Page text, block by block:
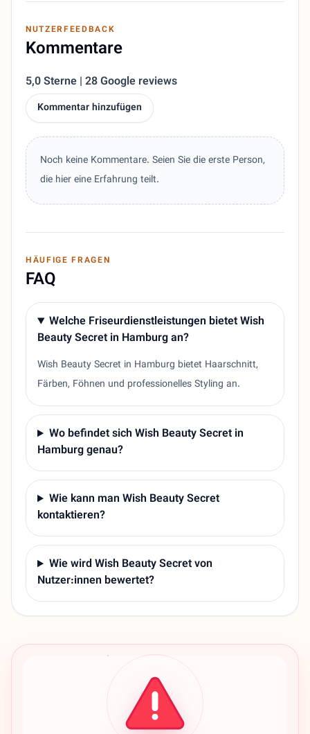
NUTZERFEEDBACK
Kommentare
5,0 Sterne | 28 Google reviews
Kommentar hinzufügen
Noch keine Kommentare. Seien Sie die erste Person,
die hier eine Erfahrung teilt.
HÄUFIGE FRAGEN
FAQ
Welche Friseurdienstleistungen bietet Wish
Beauty Secret in Hamburg an?
Wish Beauty Secret in Hamburg bietet Haarschnitt,
Färben, Föhnen und professionelles Styling an.
Wo befindet sich Wish Beauty Secret in
Hamburg genau?
Wie kann man Wish Beauty Secret
kontaktieren?
Wie wird Wish Beauty Secret von
Nutzer:innen bewertet?